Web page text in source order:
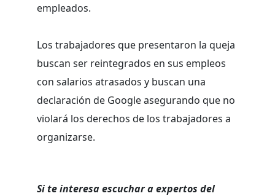
empleados.
Los trabajadores que presentaron la queja
buscan ser reintegrados en sus empleos
con salarios atrasados y buscan una
declaración de Google asegurando que no
violará los derechos de los trabajadores a
organizarse.
Si te interesa escuchar a expertos del